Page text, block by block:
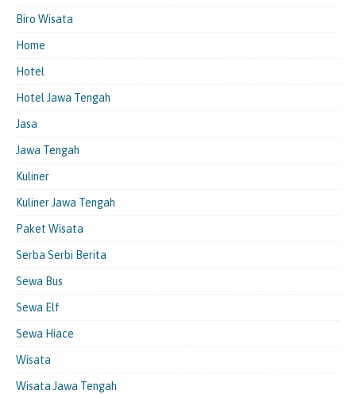
Biro Wisata
Home
Hotel
Hotel Jawa Tengah
Jasa
Jawa Tengah
Kuliner
Kuliner Jawa Tengah
Paket Wisata
Serba Serbi Berita
Sewa Bus
Sewa Elf
Sewa Hiace
Wisata
Wisata Jawa Tengah